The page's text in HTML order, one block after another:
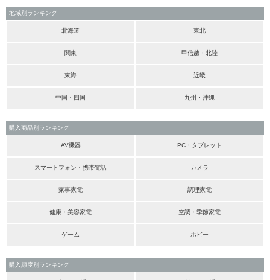
地域別ランキング
北海道 東北
関東 甲信越・北陸
東海 近畿
中国・四国 九州・沖縄
購入商品別ランキング
AV機器 PC・タブレット
スマートフォン・携帯電話 カメラ
家事家電 調理家電
健康・美容家電 空調・季節家電
ゲーム ホビー
購入頻度別ランキング